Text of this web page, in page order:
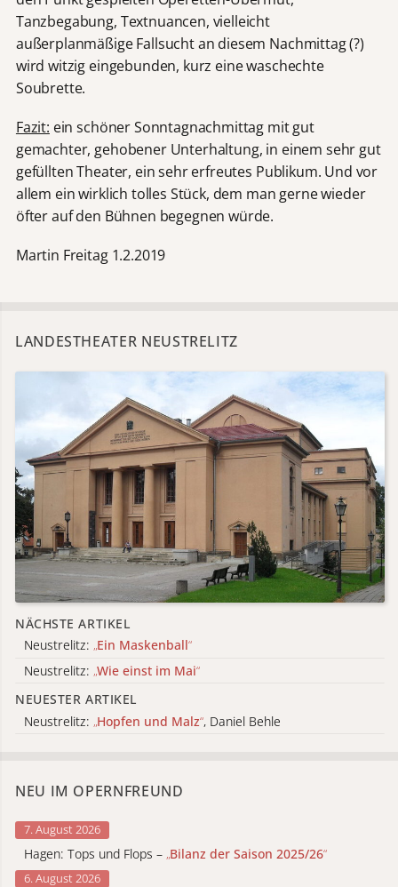
Tanzbegabung, Textnuancen, vielleicht
außerplanmäßige Fallsucht an diesem Nachmittag (?)
wird witzig eingebunden, kurz eine waschechte
Soubrette.
Fazit: ein schöner Sonntagnachmittag mit gut
gemachter, gehobener Unterhaltung, in einem sehr gut
gefüllten Theater, ein sehr erfreutes Publikum. Und vor
allem ein wirklich tolles Stück, dem man gerne wieder
öfter auf den Bühnen begegnen würde.
Martin Freitag 1.2.2019
LANDESTHEATER NEUSTRELITZ
NÄCHSTE ARTIKEL
Neustrelitz: „Ein Maskenball“
Neustrelitz: „Wie einst im Mai“
NEUESTER ARTIKEL
Neustrelitz: „Hopfen und Malz“, Daniel Behle
NEU IM OPERNFREUND
7. August 2026
Hagen: Tops und Flops – „Bilanz der Saison 2025/26“
6. August 2026